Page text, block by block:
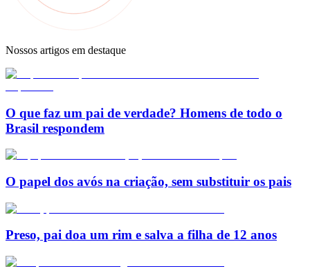
Nossos artigos em destaque
O que faz um pai de verdade? Homens de todo o
Brasil respondem
O papel dos avós na criação, sem substituir os pais
Preso, pai doa um rim e salva a filha de 12 anos